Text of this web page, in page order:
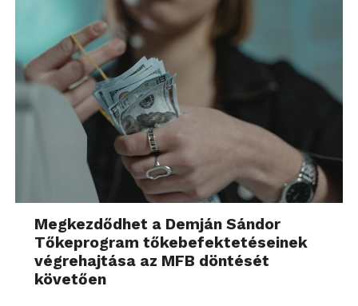
Megkezdődhet a Demján Sándor
Tőkeprogram tőkebefektetéseinek
végrehajtása az MFB döntését
követően